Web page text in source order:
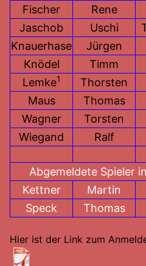
Fischer
Rene
Jaschob
Uschi
Knauerhase
Jürgen
Knödel
Timm
Lemke1
Thorsten
Maus
Thomas
Wagner
Torsten
Wiegand
Ralf
Abgemeldete Spieler
Kettner
Martin
Speck
Thomas
Hier ist der Link zum